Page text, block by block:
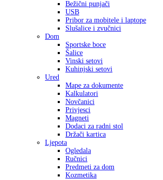
Bežični punjači
USB
Pribor za mobitele i laptope
Slušalice i zvučnici
Dom
Sportske boce
Šalice
Vinski setovi
Kuhinjski setovi
Ured
Mape za dokumente
Kalkulatori
Novčanici
Privjesci
Magneti
Dodaci za radni stol
Držači kartica
Ljepota
Ogledala
Ručnici
Predmeti za dom
Kozmetika